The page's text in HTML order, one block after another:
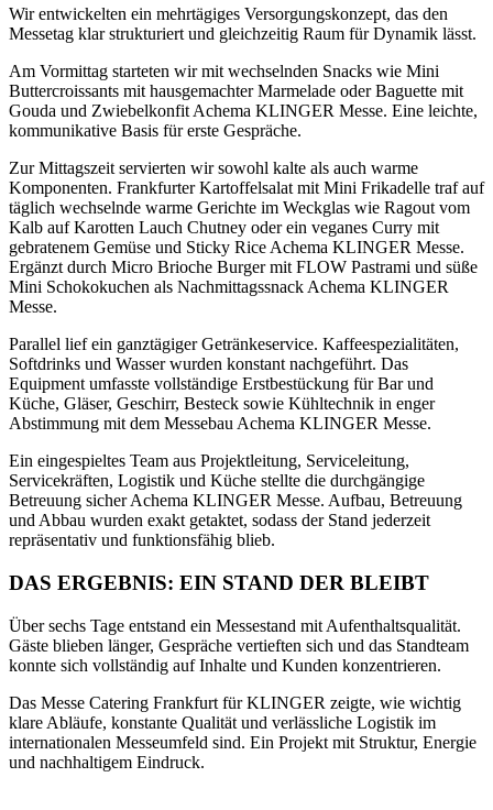
Wir entwickelten ein mehrtägiges Versorgungskonzept, das den
Messetag klar strukturiert und gleichzeitig Raum für Dynamik lässt.
Am Vormittag starteten wir mit wechselnden Snacks wie Mini
Buttercroissants mit hausgemachter Marmelade oder Baguette mit
Gouda und Zwiebelkonfit Achema KLINGER Messe. Eine leichte,
kommunikative Basis für erste Gespräche.
Zur Mittagszeit servierten wir sowohl kalte als auch warme
Komponenten. Frankfurter Kartoffelsalat mit Mini Frikadelle traf auf
täglich wechselnde warme Gerichte im Weckglas wie Ragout vom
Kalb auf Karotten Lauch Chutney oder ein veganes Curry mit
gebratenem Gemüse und Sticky Rice Achema KLINGER Messe.
Ergänzt durch Micro Brioche Burger mit FLOW Pastrami und süße
Mini Schokokuchen als Nachmittagssnack Achema KLINGER
Messe.
Parallel lief ein ganztägiger Getränkeservice. Kaffeespezialitäten,
Softdrinks und Wasser wurden konstant nachgeführt. Das
Equipment umfasste vollständige Erstbestückung für Bar und
Küche, Gläser, Geschirr, Besteck sowie Kühltechnik in enger
Abstimmung mit dem Messebau Achema KLINGER Messe.
Ein eingespieltes Team aus Projektleitung, Serviceleitung,
Servicekräften, Logistik und Küche stellte die durchgängige
Betreuung sicher Achema KLINGER Messe. Aufbau, Betreuung
und Abbau wurden exakt getaktet, sodass der Stand jederzeit
repräsentativ und funktionsfähig blieb.
DAS ERGEBNIS: EIN STAND DER BLEIBT
Über sechs Tage entstand ein Messestand mit Aufenthaltsqualität.
Gäste blieben länger, Gespräche vertieften sich und das Standteam
konnte sich vollständig auf Inhalte und Kunden konzentrieren.
Das Messe Catering Frankfurt für KLINGER zeigte, wie wichtig
klare Abläufe, konstante Qualität und verlässliche Logistik im
internationalen Messeumfeld sind. Ein Projekt mit Struktur, Energie
und nachhaltigem Eindruck.